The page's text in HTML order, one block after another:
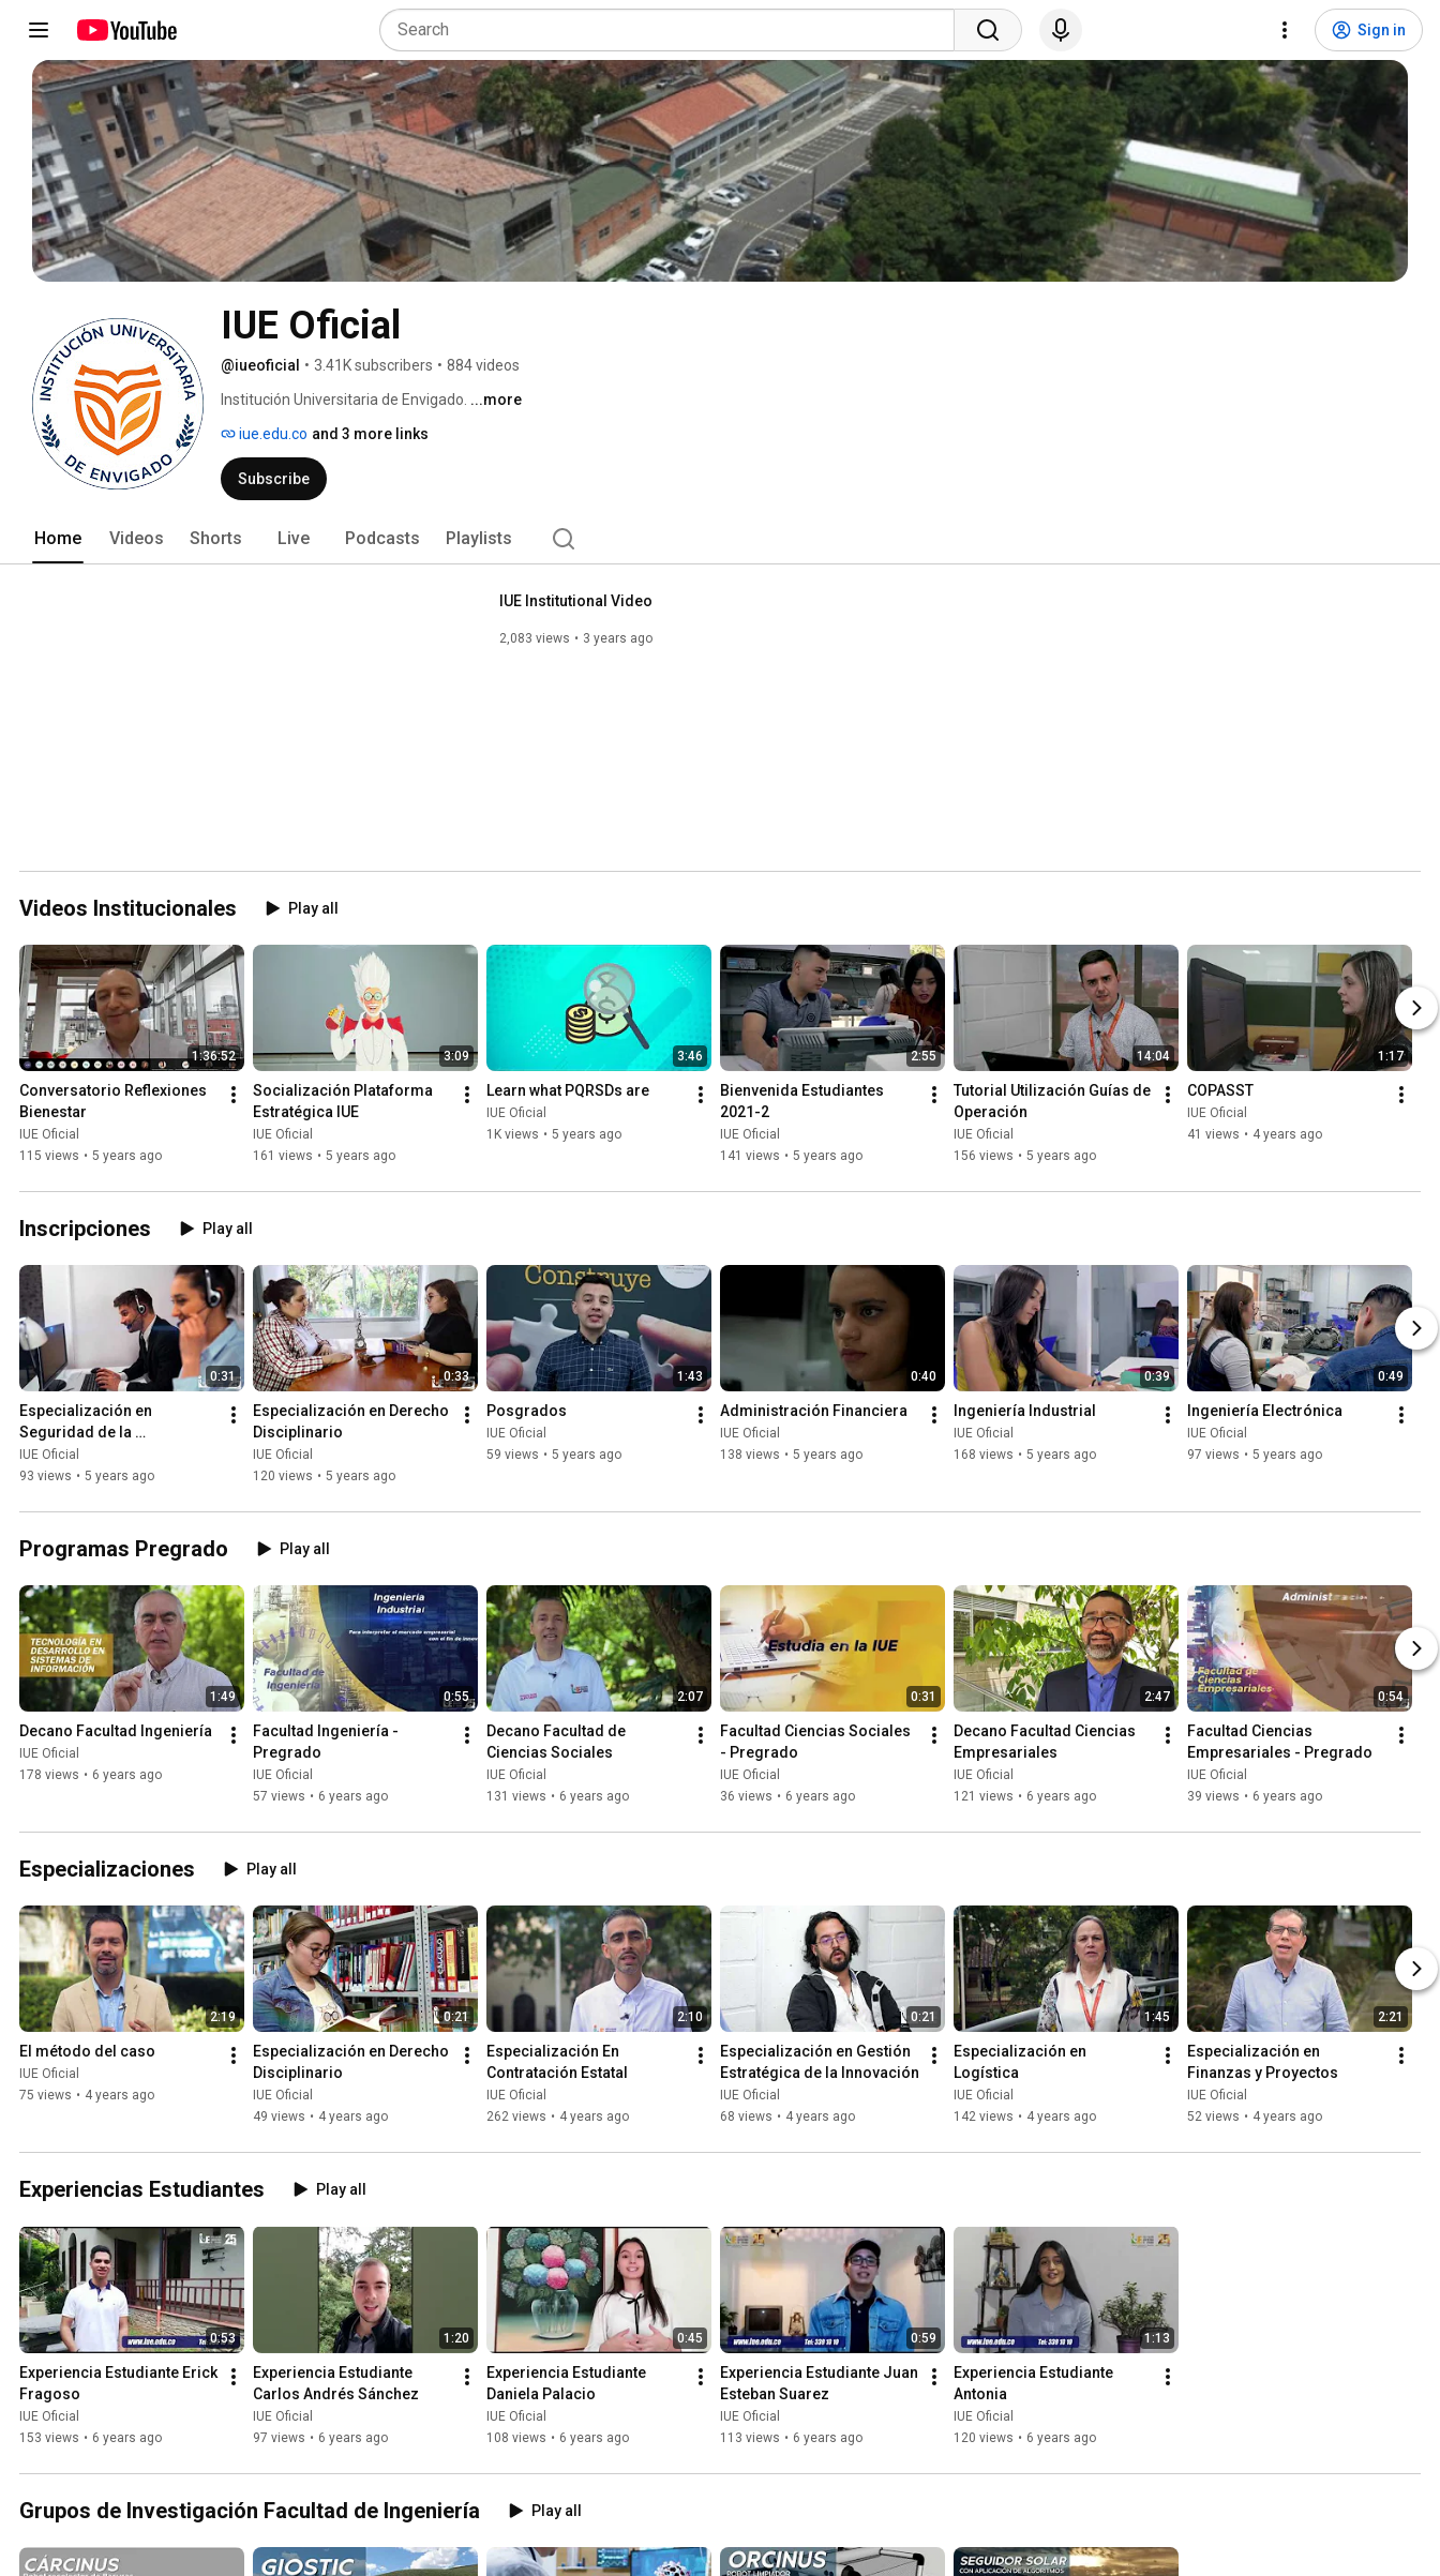
Sign in
IUE Oficial
@iueoficial • 3.41K subscribers • 884 videos
Institución Universitaria de Envigado. ...more
iue.edu.co and 3 more links
Subscribe
Home Videos Shorts Live Podcasts Playlists
IUE Institutional Video
2,083 views 3 years ago
Videos Institucionales Play all
1:36:52
Conversatorio Reflexiones
Bienestar
IUE Oficial
115 views • 5 years ago
3:09
Socialización Plataforma
Estratégica IUE
IUE Oficial
161 views • 5 years ago
3:46
Learn what PQRSDs are
IUE Oficial
1K views • 5 years ago
2:55
Bienvenida Estudiantes
2021-2
IUE Oficial
141 views • 5 years ago
14:04
Tutorial Utilización Guías de
Operación
IUE Oficial
156 views • 5 years ago
1:17
COPASST
IUE Oficial
41 views • 4 years ago
Inscripciones Play all
0:31
Especialización en
Seguridad de la
Información de las
Organizaciones
IUE Oficial
93 views • 5 years ago
0:33
Especialización en Derecho
Disciplinario
IUE Oficial
120 views • 5 years ago
1:43
Posgrados
IUE Oficial
59 views • 5 years ago
0:40
Administración Financiera
IUE Oficial
138 views • 5 years ago
0:39
Ingeniería Industrial
IUE Oficial
168 views • 5 years ago
0:49
Ingeniería Electrónica
IUE Oficial
97 views • 5 years ago
Programas Pregrado Play all
1:49
Decano Facultad Ingeniería
IUE Oficial
178 views • 6 years ago
0:55
Facultad Ingeniería -
Pregrado
IUE Oficial
57 views • 6 years ago
2:07
Decano Facultad de
Ciencias Sociales
IUE Oficial
131 views • 6 years ago
0:31
Facultad Ciencias Sociales
- Pregrado
IUE Oficial
36 views • 6 years ago
2:47
Decano Facultad Ciencias
Empresariales
IUE Oficial
121 views • 6 years ago
0:54
Facultad Ciencias
Empresariales - Pregrado
IUE Oficial
39 views • 6 years ago
Especializaciones Play all
2:19
El método del caso
IUE Oficial
75 views • 4 years ago
0:21
Especialización en Derecho
Disciplinario
IUE Oficial
49 views • 4 years ago
2:10
Especialización En
Contratación Estatal
IUE Oficial
262 views • 4 years ago
0:21
Especialización en Gestión
Estratégica de la Innovación
IUE Oficial
68 views • 4 years ago
1:45
Especialización en
Logística
IUE Oficial
142 views • 4 years ago
2:21
Especialización en
Finanzas y Proyectos
IUE Oficial
52 views • 4 years ago
Experiencias Estudiantes Play all
0:53
Experiencia Estudiante Erick
Fragoso
IUE Oficial
153 views • 6 years ago
1:20
Experiencia Estudiante
Carlos Andrés Sánchez
IUE Oficial
97 views • 6 years ago
0:45
Experiencia Estudiante
Daniela Palacio
IUE Oficial
108 views • 6 years ago
0:59
Experiencia Estudiante Juan
Esteban Suarez
IUE Oficial
113 views • 6 years ago
1:13
Experiencia Estudiante
Antonia
IUE Oficial
120 views • 6 years ago
Grupos de Investigación Facultad de Ingeniería Play all